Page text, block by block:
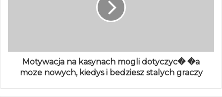
Motywacja na kasynach mogli dotyczyc� �a
moze nowych, kiedys i bedziesz stalych graczy